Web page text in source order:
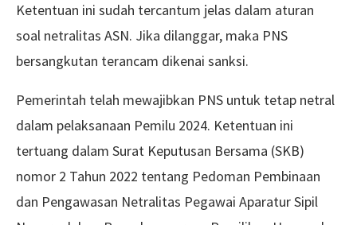
Ketentuan ini sudah tercantum jelas dalam aturan
soal netralitas ASN. Jika dilanggar, maka PNS
bersangkutan terancam dikenai sanksi.
Pemerintah telah mewajibkan PNS untuk tetap netral
dalam pelaksanaan Pemilu 2024. Ketentuan ini
tertuang dalam Surat Keputusan Bersama (SKB)
nomor 2 Tahun 2022 tentang Pedoman Pembinaan
dan Pengawasan Netralitas Pegawai Aparatur Sipil